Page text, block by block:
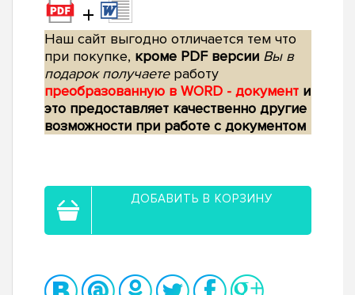
+
Наш сайт выгодно отличается тем что
при покупке, кроме PDF версии Вы в
подарок получаетеработу
преобразованную в WORD - документ и
это предоставляет качественно другие
возможности при работе с документом
ДОБАВИТЬ В КОРЗИНУ